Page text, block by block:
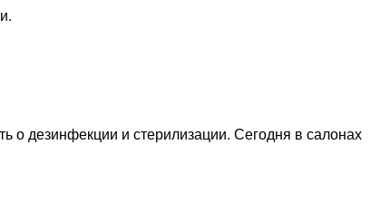
о дезинфекции и стерилизации. Сегодня в салонах